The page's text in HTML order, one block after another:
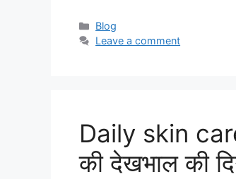
c
e
o
k
o l
Categories
Blog
Leave a comment
Daily skin
की देखभाल की